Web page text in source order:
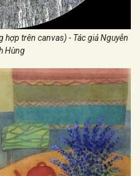
hợp trên canvas) - Tác giả Nguyễn
Hùng